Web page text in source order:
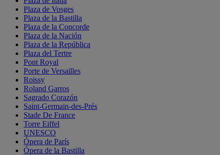
Plaza de Vosges
Plaza de la Bastilla
Plaza de la Concorde
Plaza de la Nación
Plaza de la República
Plaza del Tertre
Pont Royal
Porte de Versailles
Roissy
Roland Garros
Sagrado Corazón
Saint-Germain-des-Prés
Stade De France
Torre Eiffel
UNESCO
Ópera de París
Ópera de la Bastilla